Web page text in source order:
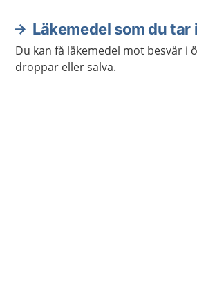
Läkemedel som du tar
Du kan få läkemedel mot besvär i
droppar eller salva.